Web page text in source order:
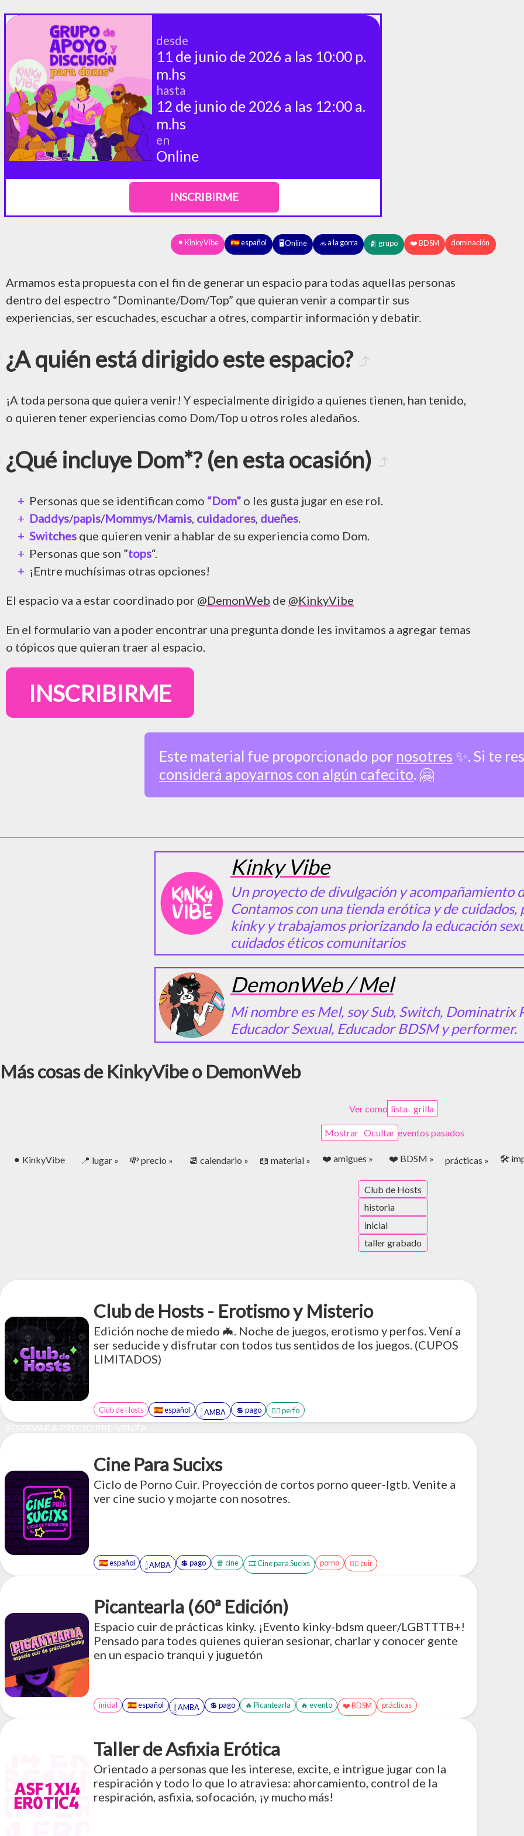
desde
11 de junio de 2026 a las 10:00 p.
m.hs
hasta
12 de junio de 2026 a las 12:00 a.
m.hs
en
Online
INSCRIBIRME
⚫︎ KinkyVibe 🇪🇸 español 🖥️ Online 🧢 a la gorra 🫂 grupo ❤️ BDSM dominación
Armamos esta propuesta con el fin de generar un espacio para todas aquellas personas
dentro del espectro “Dominante/Dom/Top” que quieran venir a compartir sus
experiencias, ser escuchades, escuchar a otres, compartir información y debatir.
¿A quién está dirigido este espacio?
¡A toda persona que quiera venir! Y especialmente dirigido a quienes tienen, han tenido,
o quieren tener experiencias como Dom/Top u otros roles aledaños.
¿Qué incluye Dom*? (en esta ocasión)
Personas que se identifican como “Dom” o les gusta jugar en ese rol.
Daddys/papis/Mommys/Mamis, cuidadores, dueñes.
Switches que quieren venir a hablar de su experiencia como Dom.
Personas que son ”tops“.
¡Entre muchísimas otras opciones!
El espacio va a estar coordinado por @DemonWeb de @KinkyVibe
En el formulario van a poder encontrar una pregunta donde les invitamos a agregar temas
o tópicos que quieran traer al espacio.
INSCRIBIRME
Este material fue proporcionado por nosotres ✨. Si te
considerá apoyarnos con algún cafecito. 🤗
Kinky Vibe
Un proyecto de divulgación y acompañamiento
Contamos con una tienda erótica y de cuidados,
kinky y trabajamos priorizando la educación
cuidados éticos comunitarios
DemonWeb / Mel
Mi nombre es Mel, soy Sub, Switch, Dominatrix
Educador Sexual, Educador BDSM y performer.
Más cosas de KinkyVibe o DemonWeb
Ver como lista grilla
Mostrar Ocultar eventos pasados
⚫︎ KinkyVibe 📍 lugar » 💸 precio » 📆 calendario » 📖 material » ❤️ amigues » ❤️ BDSM » prácticas » 🛠️
Club de Hosts
historia
inicial
taller grabado
Club de Hosts - Erotismo y Misterio
Edición noche de miedo 🦇. Noche de juegos, erotismo y perfos. Vení a
ser seducide y disfrutar con todos tus sentidos de los juegos. (CUPOS
LIMITADOS)
Club de Hosts 🇪🇸 español 𓉶 AMBA 💲 pago 🤹‍♂️ perfo
Cine Para Sucixs
Ciclo de Porno Cuir. Proyección de cortos porno queer-lgtb. Venite a
ver cine sucio y mojarte con nosotres.
🇪🇸 español 𓉶 AMBA 💲 pago 🍿 cine 🎞️ Cine para Sucixs porno 🏳️‍🌈 cuir
Picantearla (60ª Edición)
Espacio cuir de prácticas kinky. ¡Evento kinky-bdsm queer/LGBTTTB+!
Pensado para todes quienes quieran sesionar, charlar y conocer gente
en un espacio tranqui y juguetón
inicial 🇪🇸 español 𓉶 AMBA 💲 pago 🔥 Picantearla 🔥 evento ❤️ BDSM prácticas
Taller de Asfixia Erótica
Orientado a personas que les interese, excite, e intrigue jugar con la
respiración y todo lo que lo atraviesa: ahorcamiento, control de la
respiración, asfixia, sofocación, ¡y mucho más!